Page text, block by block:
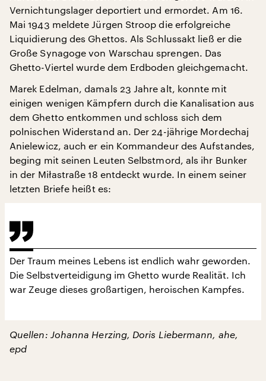
Vernichtungslager deportiert und ermordet. Am 16.
Mai 1943 meldete Jürgen Stroop die erfolgreiche
Liquidierung des Ghettos. Als Schlussakt ließ er die
Große Synagoge von Warschau sprengen. Das
Ghetto-Viertel wurde dem Erdboden gleichgemacht.
Marek Edelman, damals 23 Jahre alt, konnte mit
einigen wenigen Kämpfern durch die Kanalisation aus
dem Ghetto entkommen und schloss sich dem
polnischen Widerstand an. Der 24-jährige Mordechaj
Anielewicz, auch er ein Kommandeur des Aufstandes,
beging mit seinen Leuten Selbstmord, als ihr Bunker
in der Miłastraße 18 entdeckt wurde. In einem seiner
letzten Briefe heißt es:
Der Traum meines Lebens ist endlich wahr geworden.
Die Selbstverteidigung im Ghetto wurde Realität. Ich
war Zeuge dieses großartigen, heroischen Kampfes.
Quellen: Johanna Herzing, Doris Liebermann, ahe,
epd